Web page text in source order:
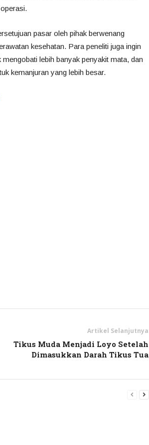
pasar oleh pihak berwenang
kesehatan. Para peneliti juga ingin
lebih banyak penyakit mata, dan
kemanjuran yang lebih besar.
Artikel Selanjutnya
Tikus Muda Menjadi Loyo Setelah
Dimasukkan Darah Tikus Tua